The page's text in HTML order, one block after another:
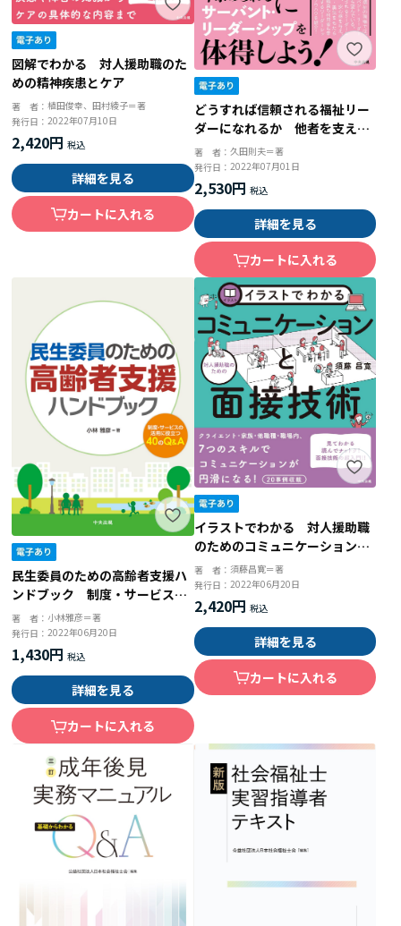
図解でわかる 対人援助職のた
めの精神疾患とケア
著 者：植田俊幸、田村綾子＝著
発行日：2022年07月10日
2,420円
詳細を見る
カートに入れる
どうすれば信頼される福祉リー
ダーになれるか 他者を支えて
成長に導くサーバント・リーダ
ーシップのススメ
著 者： 久田則夫＝著
発行日： 2022年07月01日
2,530円
詳細を見る
カートに入れる
民生委員のための高齢者支援ハ
ンドブック 制度・サービスの
活用に役立つ４０のＱ＆Ａ
著 者： 小林雅彦＝著
発行日：2022年06月20日
1,430円
詳細を見る
カートに入れる
イラストでわかる 対人援助職
のためのコミュニケーションと
面接技術
著 者： 須藤昌寛＝著
発行日： 2022年06月20日
2,420円
詳細を見る
カートに入れる